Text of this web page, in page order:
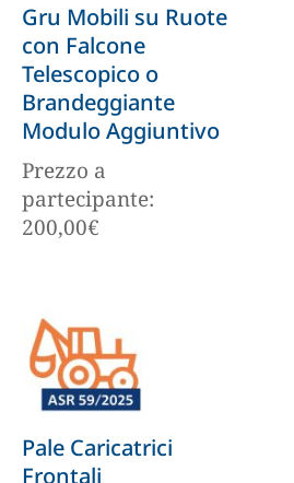
Gru Mobili su Ruote
con Falcone
Telescopico o
Brandeggiante
Modulo Aggiuntivo
Prezzo a
partecipante:
200,00€
Pale Caricatrici
Frontali